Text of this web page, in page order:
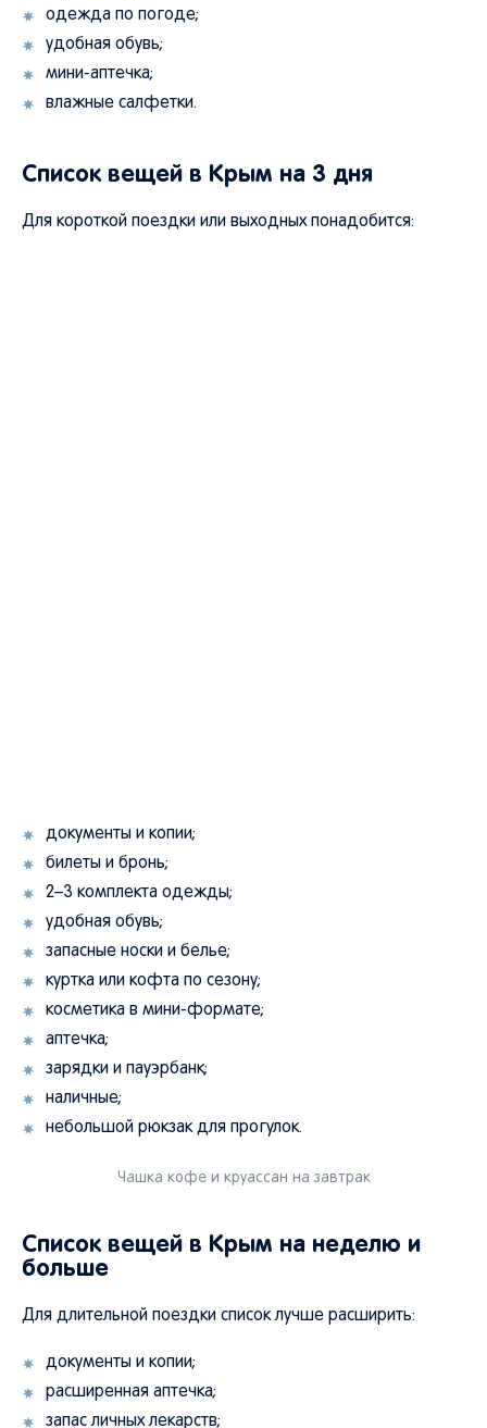
одежда по погоде;
удобная обувь;
мини-аптечка;
влажные салфетки.
Список вещей в Крым на 3 дня
Для короткой поездки или выходных понадобится:
документы и копии;
билеты и бронь;
2–3 комплекта одежды;
удобная обувь;
запасные носки и белье;
куртка или кофта по сезону;
косметика в мини-формате;
аптечка;
зарядки и пауэрбанк;
наличные;
небольшой рюкзак для прогулок.
Чашка кофе и круассан на завтрак
Список вещей в Крым на неделю и
больше
Для длительной поездки список лучше расширить:
документы и копии;
расширенная аптечка;
запас личных лекарств;